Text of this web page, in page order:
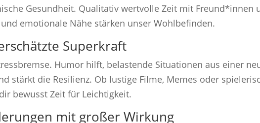
Gesundheit. Qualitativ wertvolle Zeit mit Freund*innen
emotionale Nähe stärken unser Wohlbefinden.
Superkraft
Humor hilft, belastende Situationen aus einer
stärkt die Resilienz. Ob lustige Filme, Memes oder
bewusst Zeit für Leichtigkeit.
mit großer Wirkung